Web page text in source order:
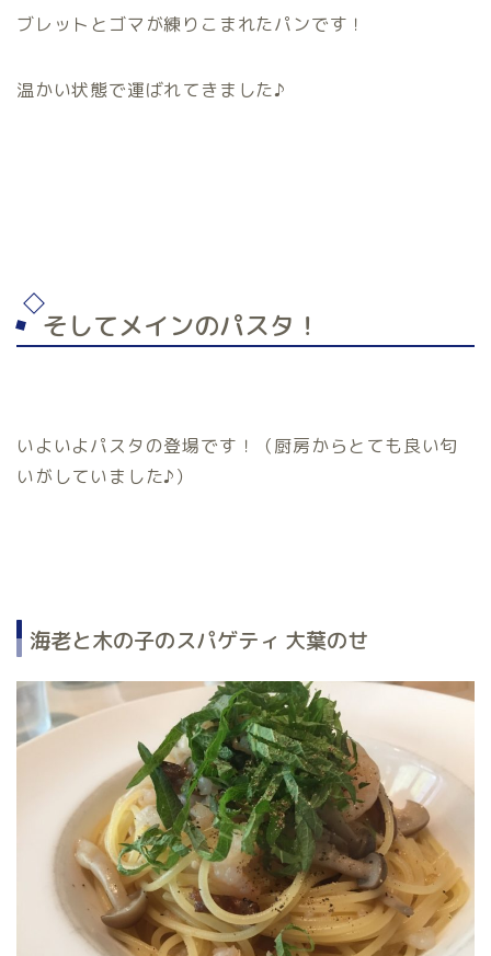
ブレットとゴマが練りこまれたパンです！
温かい状態で運ばれてきました♪
そしてメインのパスタ！
いよいよパスタの登場です！（厨房からとても良い匂
いがしていました♪）
海老と木の子のスパゲティ 大葉のせ